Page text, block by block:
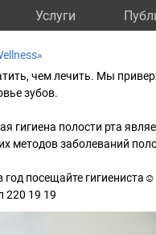
Услуги
чем лечить. Мы
зубов.
гигиена полости рта
методов заболеваний
посещайте
220 19 19